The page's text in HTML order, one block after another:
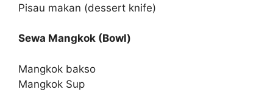
Pisau makan (dessert knife)
Sewa Mangkok (Bowl)
Mangkok bakso
Mangkok Sup